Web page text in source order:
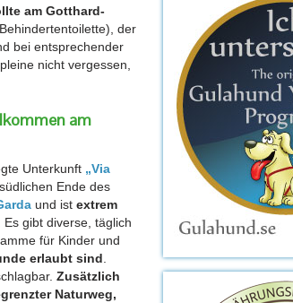
am Gotthard-
der
bei entsprechender
nicht vergessen,
am
Unterkunft „Via
Ende des
und ist extrem
. Es gibt diverse, täglich
für Kinder und
erlaubt sind
Zusätzlich
Naturweg,